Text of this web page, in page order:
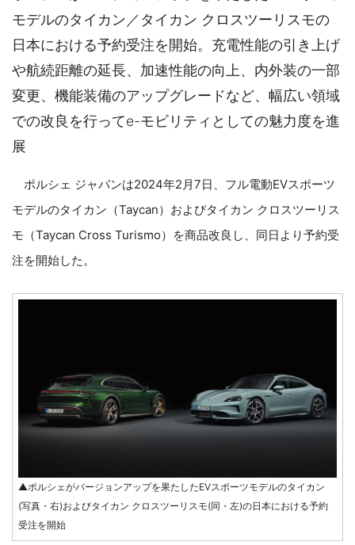
モデルのタイカン／タイカン クロスツーリスモの
日本における予約受注を開始。充電性能の引き上げ
や航続距離の延長、加速性能の向上、内外装の一部
変更、機能装備のアップグレードなど、幅広い領域
での改良を行ってe-モビリティとしての魅力度を進
展
ポルシェ ジャパンは2024年2月7日、フル電動EVスポーツ
モデルのタイカン（Taycan）およびタイカン クロスツーリス
モ（Taycan Cross Turismo）を商品改良し、同日より予約受
注を開始した。
▲ポルシェがバージョンアップを果たしたEVスポーツモデルのタイカン
(写真・右)およびタイカン クロスツーリスモ(同・左)の日本における予約
受注を開始